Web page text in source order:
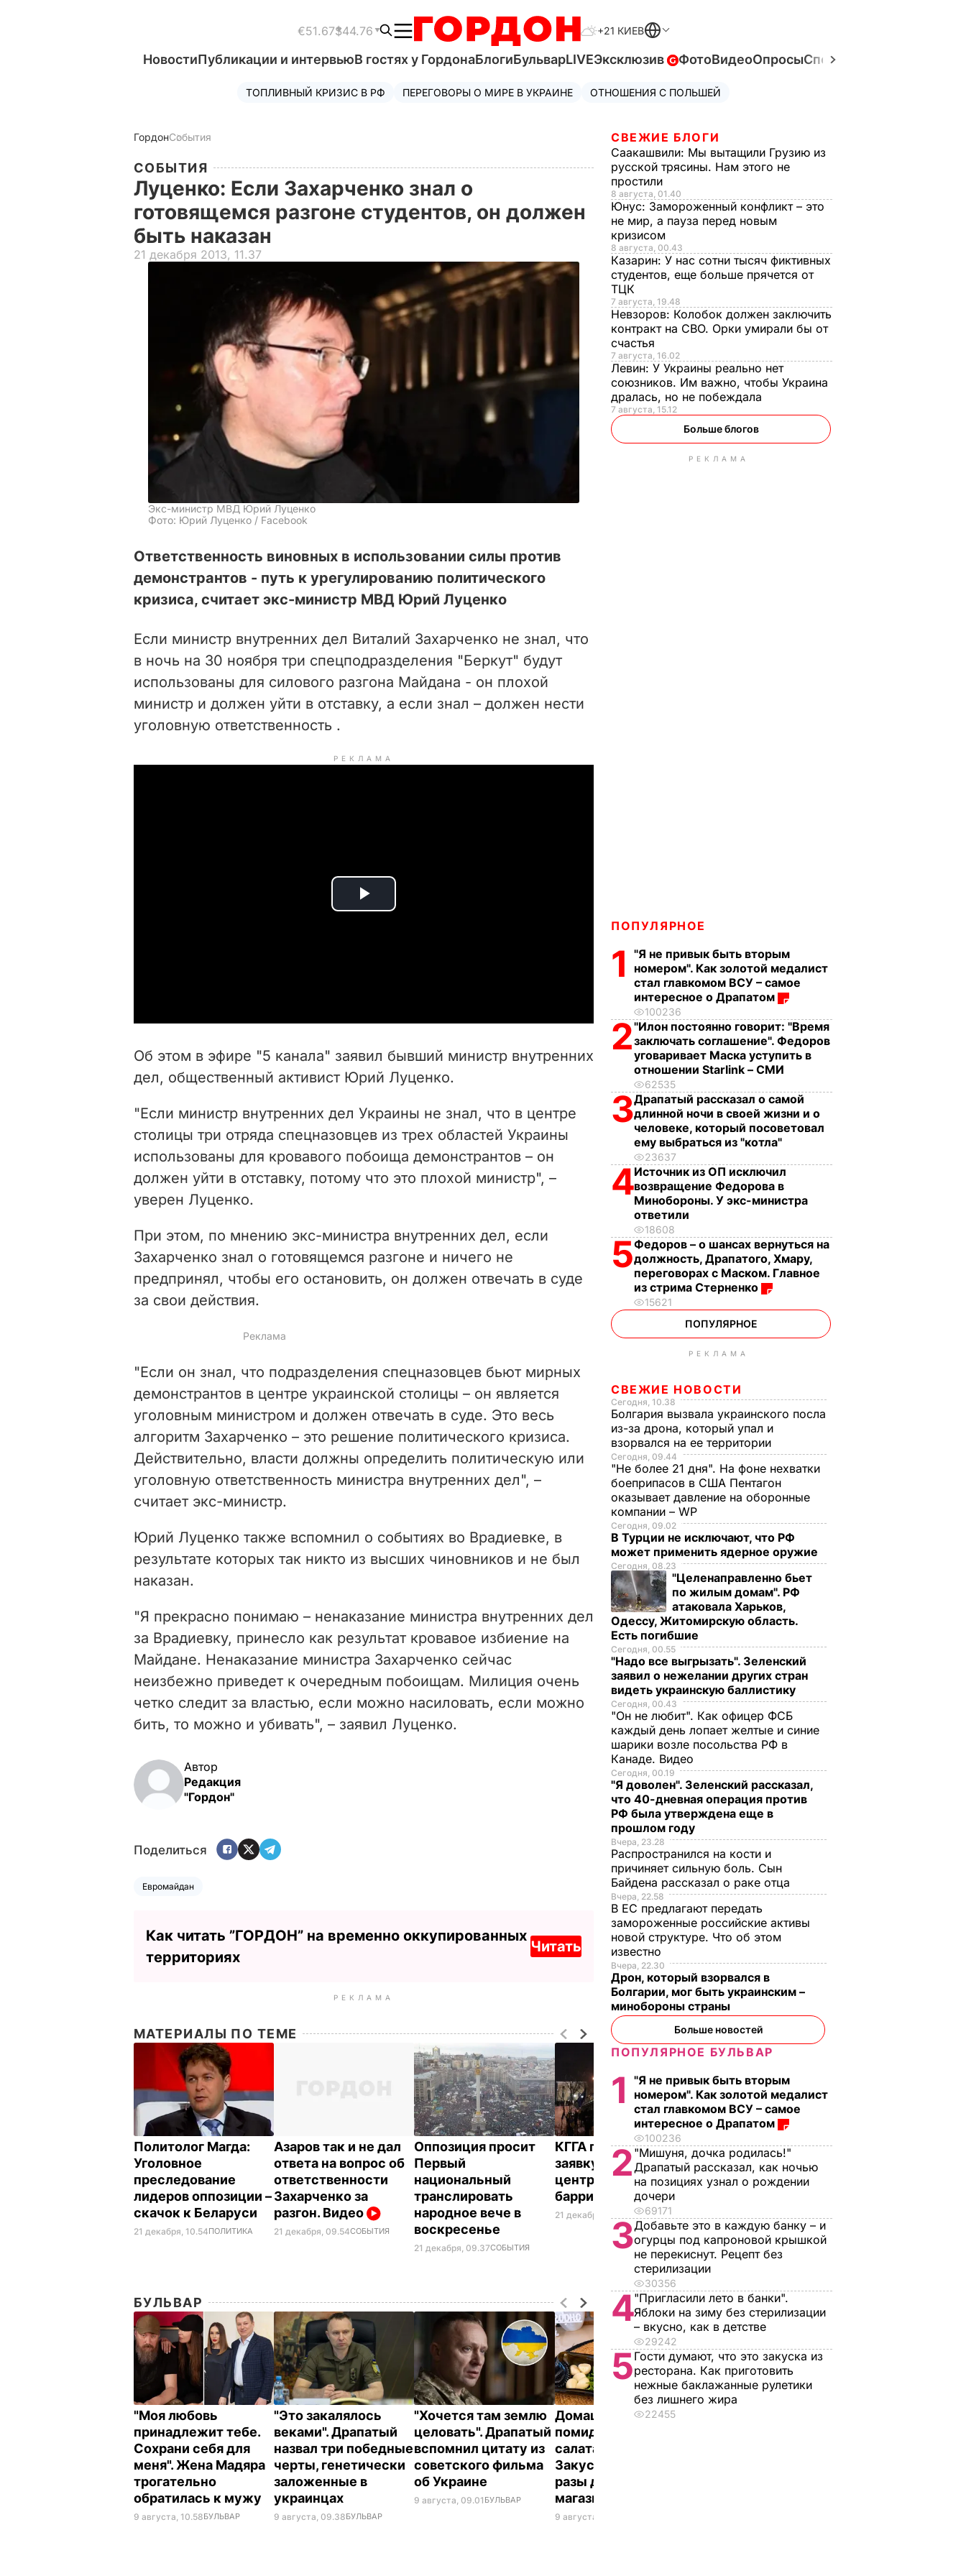
€51.67$44.76 +21 КИЕВ
НовостиПубликации и интервьюВ гостях у ГордонаБлогиБульварLIVEЭксклюзив ФотоВидеоОпросыСпецпроекты
ТОПЛИВНЫЙ КРИЗИС В РФ ПЕРЕГОВОРЫ О МИРЕ В УКРАИНЕ ОТНОШЕНИЯ С ПОЛЬШЕЙ
ГордонСобытия
СОБЫТИЯ
Луценко: Если Захарченко знал о
готовящемся разгоне студентов, он должен
быть наказан
21 декабря 2013, 11.37
Экс-министр МВД Юрий Луценко
Фото: Юрий Луценко / Facebook
Ответственность виновных в использовании силы против
демонстрантов - путь к урегулированию политического
кризиса, считает экс-министр МВД Юрий Луценко
Если министр внутренних дел Виталий Захарченко не знал, что
в ночь на 30 ноября три спецподразделения "Беркут" будут
использованы для силового разгона Майдана - он плохой
министр и должен уйти в отставку, а если знал – должен нести
уголовную ответственность .
РЕКЛАМА
P
i
d
e
o
Об этом в эфире "5 канала" заявил бывший министр внутренних
дел, общественный активист Юрий Луценко.
"Если министр внутренних дел Украины не знал, что в центре
столицы три отряда спецназовцев из трех областей Украины
использованы для кровавого побоища демонстрантов – он
должен уйти в отставку, потому что это плохой министр", –
уверен Луценко.
При этом, по мнению экс-министра внутренних дел, если
Захарченко знал о готовящемся разгоне и ничего не
предпринял, чтобы его остановить, он должен отвечать в суде
за свои действия.
"Если он знал, что подразделения спецназовцев бьют мирных
демонстрантов в центре украинской столицы – он является
уголовным министром и должен отвечать в суде. Это весь
алгоритм Захарченко – это решение политического кризиса.
Действительно, власти должны определить политическую или
уголовную ответственность министра внутренних дел", –
считает экс-министр.
Юрий Луценко также вспомнил о событиях во Врадиевке, в
результате которых так никто из высших чиновников и не был
наказан.
"Я прекрасно понимаю – ненаказание министра внутренних дел
за Врадиевку, принесло как результат кровавое избиение на
Майдане. Ненаказание министра Захарченко сейчас
неизбежно приведет к очередным побоищам. Милиция очень
четко следит за властью, если можно насиловать, если можно
бить, то можно и убивать", – заявил Луценко.
Автор
Редакция
"Гордон"
Поделиться
Евромайдан
Как читать ”ГОРДОН” на временно оккупированных
территориях
Читать
РЕКЛАМА
МАТЕРИАЛЫ ПО ТЕМЕ
Политолог Магда:
Уголовное
преследование
лидеров оппозиции –
скачок к Беларуси
21 декабря, 10.54ПОЛИТИКА
Азаров так и не дал
ответа на вопрос об
ответственности
Захарченко за
разгон. Видео
21 декабря, 09.54СОБЫТИЯ
Оппозиция просит
Первый
национальный
транслировать
народное вече в
воскресенье
21 декабря, 09.37СОБЫТИЯ
КГГА получила
заявку на очистку
центра Киева от
баррикад
21 декабря, 09.12 СОБЫТИЯ
Депутату,
поднявшему флаг
Евросоюза,
20 декабря, 23.19 СОБЫТИЯ
БУЛЬВАР
"Моя любовь
принадлежит тебе.
Сохрани себя для
меня". Жена Мадяра
трогательно
обратилась к мужу
9 августа, 10.58БУЛЬВАР
"Это закалялось
веками". Драпатый
назвал три победные
черты, генетически
заложенные в
украинцах
9 августа, 09.38БУЛЬВАР
"Хочется там землю
целовать". Драпатый
вспомнил цитату из
советского фильма
об Украине
9 августа, 09.01 БУЛЬВАР
Домашние вяленые
помидоры к пицце,
салатам и в подарок.
Закуска, которая в
разы дешевле
магазинной
9 августа, 08.44
СВЕЖИЕ БЛОГИ
Саакашвили: Мы вытащили Грузию из
русской трясины. Нам этого не
простили
8 августа, 01.40
Юнус: Замороженный конфликт – это
не мир, а пауза перед новым
кризисом
8 августа, 00.43
Казарин: У нас сотни тысяч фиктивных
студентов, еще больше прячется от
ТЦК
7 августа, 19.48
Невзоров: Колобок должен заключить
контракт на СВО. Орки умирали бы от
счастья
7 августа, 16.02
Левин: У Украины реально нет
союзников. Им важно, чтобы Украина
дралась, но не побеждала
7 августа, 15.12
Больше блогов
РЕКЛАМА
ПОПУЛЯРНОЕ
1
"Я не привык быть вторым
номером". Как золотой медалист
стал главкомом ВСУ – самое
интересное о Драпатом
100236
2"Илон постоянно говорит: "Время
заключать соглашение". Федоров
уговаривает Маска уступить в
отношении Starlink – СМИ
62535
3Драпатый рассказал о самой
длинной ночи в своей жизни и о
человеке, который посоветовал
ему выбраться из "котла"
23637
4Источник из ОП исключил
возвращение Федорова в
Минобороны. У экс-министра
ответили
18608
5Федоров – о шансах вернуться на
должность, Драпатого, Хмару,
переговорах с Маском. Главное
из стрима Стерненко
15621
ПОПУЛЯРНОЕ
РЕКЛАМА
СВЕЖИЕ НОВОСТИ
Сегодня, 10.38
Болгария вызвала украинского посла
из-за дрона, который упал и
взорвался на ее территории
Сегодня, 09.44
"Не более 21 дня". На фоне нехватки
боеприпасов в США Пентагон
оказывает давление на оборонные
компании – WP
Сегодня, 09.02
В Турции не исключают, что РФ
может применить ядерное оружие
Сегодня, 08.23
"Целенаправленно бьет
по жилым домам". РФ
атаковала Харьков,
Одессу, Житомирскую область.
Есть погибшие
Сегодня, 00.55
"Надо все выгрызать". Зеленский
заявил о нежелании других стран
видеть украинскую баллистику
Сегодня, 00.43
"Он не любит". Как офицер ФСБ
каждый день лопает желтые и синие
шарики возле посольства РФ в
Канаде. Видео
Сегодня, 00.19
"Я доволен". Зеленский рассказал,
что 40-дневная операция против
РФ была утверждена еще в
прошлом году
Вчера, 23.28
Распространился на кости и
причиняет сильную боль. Сын
Байдена рассказал о раке отца
Вчера, 22.58
В ЕС предлагают передать
замороженные российские активы
новой структуре. Что об этом
известно
Вчера, 22.30
Дрон, который взорвался в
Болгарии, мог быть украинским –
минобороны страны
Больше новостей
ПОПУЛЯРНОЕ БУЛЬВАР
1
"Я не привык быть вторым
номером". Как золотой медалист
стал главкомом ВСУ – самое
интересное о Драпатом
100236
2 "Мишуня, дочка родилась!"
Драпатый рассказал, как ночью
на позициях узнал о рождении
дочери
69171
3Добавьте это в каждую банку – и
огурцы под капроновой крышкой
не перекиснут. Рецепт без
стерилизации
30356
4"Пригласили лето в банки".
Яблоки на зиму без стерилизации
– вкусно, как в детстве
29242
5Гости думают, что это закуска из
ресторана. Как приготовить
нежные баклажанные рулетики
без лишнего жира
22455